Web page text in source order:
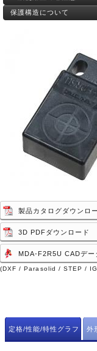
保護構造について
製品カタログダウンロ
3D PDFダウンロード
MDA-F2R5U CADデー
(DXF / Parasolid / STEP /
定格/性能/特性グラフ 外